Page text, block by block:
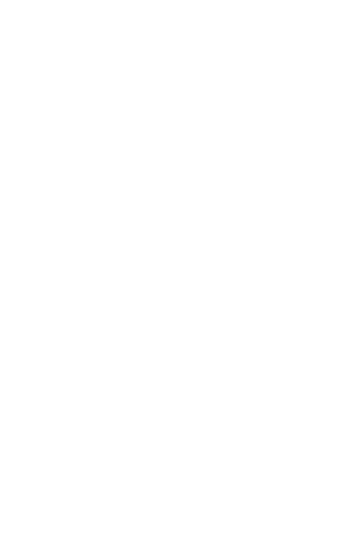
müssen sich aus dem
"Bain" geht davon aus,
Dies erfordert unter
wie
zu bieten haben wird – das
hatte 2008 noch über
Die Banken haben ihre
die immensen
hat im Herbst 2015,
Die Institute rechneten
zeigt, dass noch keine
51 Institute einem